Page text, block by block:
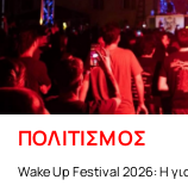
ΠΟΛΙΤΙΣΜΟΣ
Wake Up Festival 2026: Η